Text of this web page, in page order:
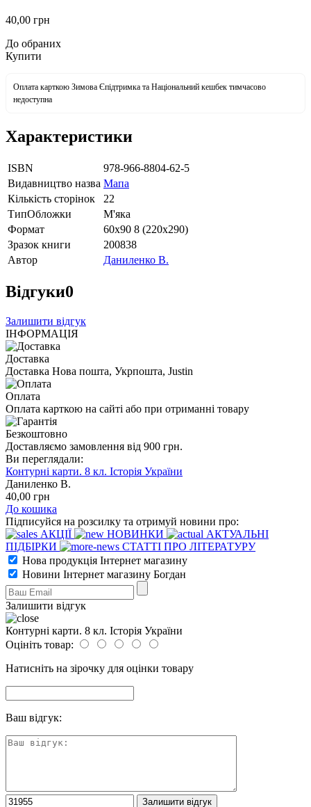
40,00 грн
До обраних
Купити
Оплата карткою Зимова Єпідтримка та Національний кешбек тимчасово
недоступна
Характеристики
ISBN
978-966-8804-62-5
Видавництво назва Мапа
Кількість сторінок
22
ТипОбложки
М'яка
Формат
60х90 8 (220х290)
Зразок книги
200838
Автор
Даниленко В.
Відгуки0
Залишити відгук
ІНФОРМАЦІЯ
Доставка
Доставка Нова пошта, Укрпошта, Justin
Оплата
Оплата карткою на сайті або при отриманні товару
Безкоштовно
Доставляємо замовлення від 900 грн.
Ви переглядали:
Контурні карти. 8 кл. Історія України
Даниленко В.
40,00 грн
До кошика
Підписуйся на розсилку та отримуй новини про:
АКЦІЇ
НОВИНКИ
АКТУАЛЬНІ
ПІДБІРКИ
СТАТТІ ПРО ЛІТЕРАТУРУ
Нова продукція Інтернет магазину
Новини Інтернет магазину Богдан
Залишити відгук
Контурні карти. 8 кл. Історія України
Оцініть товар:
Натисніть на зірочку для оцінки товару
Ваш відгук: